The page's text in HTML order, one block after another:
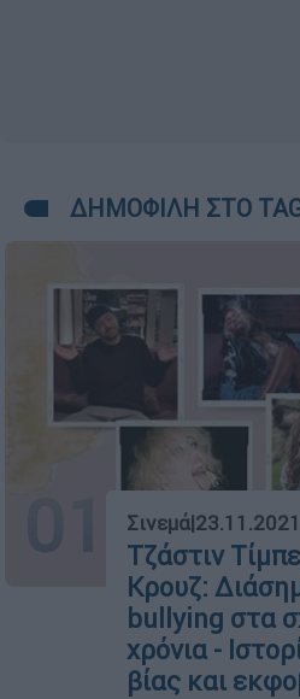
ΔΗΜΟΦΙΛΗ ΣΤΟ
01 Σινεμά|
Τζάστιν
Κρουζ:
bullying στα
χρόνια -
βίας και